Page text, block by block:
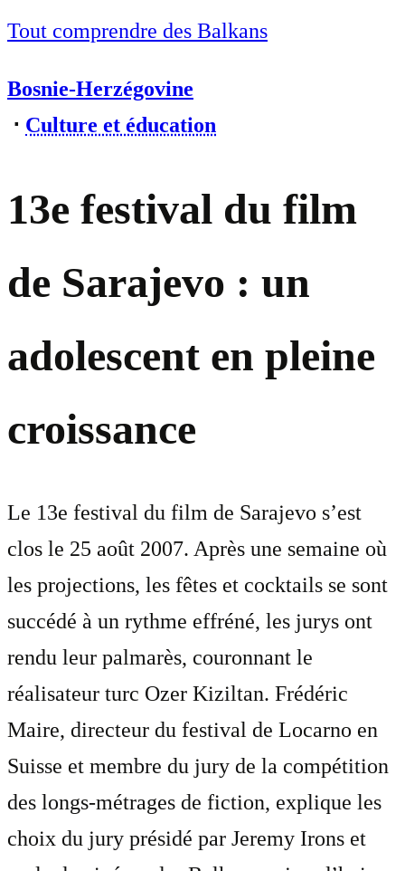
Tout comprendre des Balkans
Bosnie-Herzégovine
⋅ Culture et éducation
13e festival du film
de Sarajevo : un
adolescent en pleine
croissance
Le 13e festival du film de Sarajevo s’est
clos le 25 août 2007. Après une semaine où
les projections, les fêtes et cocktails se sont
succédé à un rythme effréné, les jurys ont
rendu leur palmarès, couronnant le
réalisateur turc Ozer Kiziltan. Frédéric
Maire, directeur du festival de Locarno en
Suisse et membre du jury de la compétition
des longs-métrages de fiction, explique les
choix du jury présidé par Jeremy Irons et